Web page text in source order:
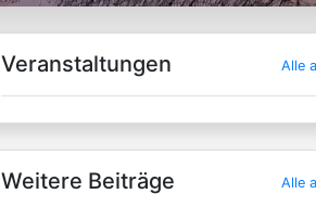
Veranstaltungen Alle
Weitere Beiträge Alle